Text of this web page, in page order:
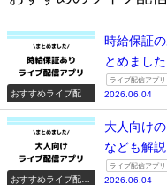
おすすめライブ配信
時給保証
とめました
ライブ配信アプリ
2026.06.04
おすすめライブ配信
大人向け
なども解説
ライブ配信アプリ
2026.06.04